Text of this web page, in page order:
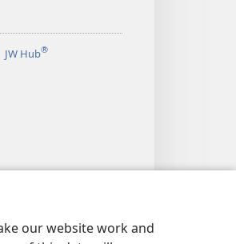
our website work and
JW Hub®